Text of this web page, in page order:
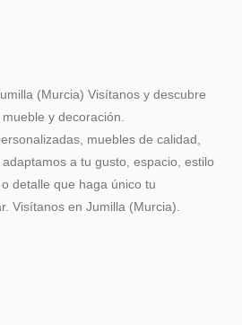
(Murcia) Visítanos y descubre
y decoración.
muebles de calidad,
a tu gusto, espacio, estilo
detalle que haga único tu
Visítanos en Jumilla (Murcia).